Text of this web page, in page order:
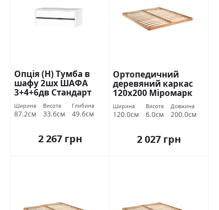
Опція (Н) Тумба в
шафу 2шх ШАФА
3+4+6дв Стандарт
Ширина
87.2см
Висота
33.6см
Глибина
49.6см
2 267 грн
Ортопедичний
деревяний каркас
120х200 Міромарк
Ширина
120.0см
Висота
6.0см
Довжина
200.0см
2 027 грн